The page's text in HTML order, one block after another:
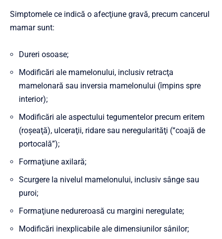
Simptomele ce indică o afecţiune gravă, precum cancerul
mamar sunt:
Dureri osoase;
Modificări ale mamelonului, inclusiv retracţa
mamelonară sau inversia mamelonului (împins spre
interior);
Modificări ale aspectului tegumentelor precum eritem
(roşeaţă), ulceraţii, ridare sau neregularităţi (“coajă de
portocală”);
Formaţiune axilară;
Scurgere la nivelul mamelonului, inclusiv sânge sau
puroi;
Formaţiune nedureroasă cu margini neregulate;
Modificări inexplicabile ale dimensiunilor sânilor;